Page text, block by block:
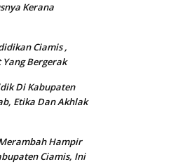
Kerana
Ciamis ,
Bergerak
Di Kabupaten
Etika Dan Akhlak
Hampir
Ciamis, Ini